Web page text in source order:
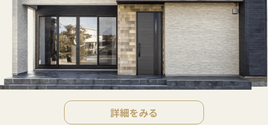
詳細をみる